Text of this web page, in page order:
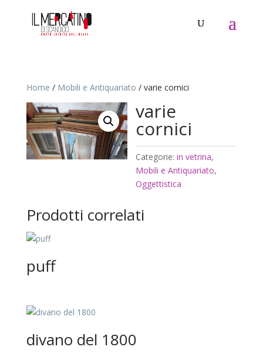
Home / Mobili e Antiquariato / varie cornici
varie
cornici
Categorie:in vetrina,
Mobili e Antiquariato,
Oggettistica
Prodotti correlati
puff
divano del 1800